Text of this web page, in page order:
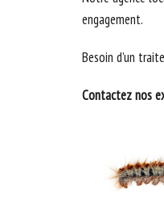
engagement.
Besoin d’un
Contactez nos